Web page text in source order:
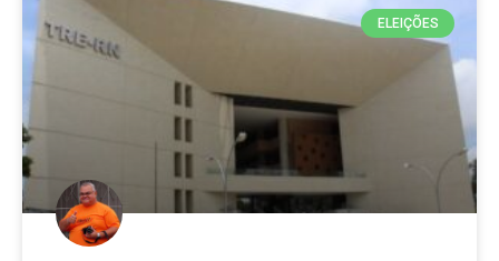
ELEIÇÕES